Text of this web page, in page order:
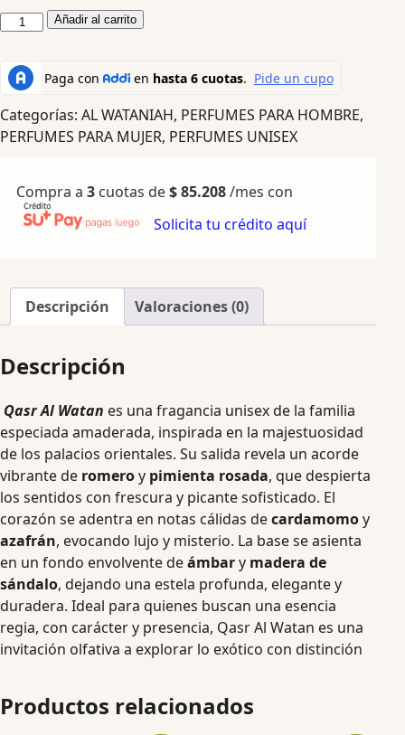
Añadir al carrito
Categorías: AL WATANIAH, PERFUMES PARA HOMBRE,
PERFUMES PARA MUJER, PERFUMES UNISEX
Compra a 3 cuotas de$85.208/mes con
Solicita tu crédito aquí
Descripción Valoraciones (0)
Descripción
Qasr Al Watan es una fragancia unisex de la familia
especiada amaderada, inspirada en la majestuosidad
de los palacios orientales. Su salida revela un acorde
vibrante de romeroy pimienta rosada, que despierta
los sentidos con frescura y picante sofisticado. El
corazón se adentra en notas cálidas decardamomoy
azafrán, evocando lujo y misterio. La base se asienta
en un fondo envolvente deámbary madera de
sándalo, dejando una estela profunda, elegante y
duradera. Ideal para quienes buscan una esencia
regia, con carácter y presencia, Qasr Al Watan es una
invitación olfativa a explorar lo exótico con distinción
Productos relacionados